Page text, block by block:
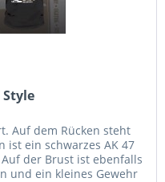
Style
Auf dem Rücken steht
ist ein schwarzes AK 47
der Brust ist ebenfalls
und ein kleines Gewehr